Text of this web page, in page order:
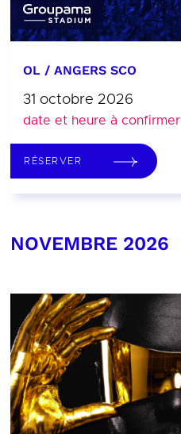
OL / ANGERS SCO
31 octobre 2026
date et heure à confirmer
RÉSERVER
NOVEMBRE 2026